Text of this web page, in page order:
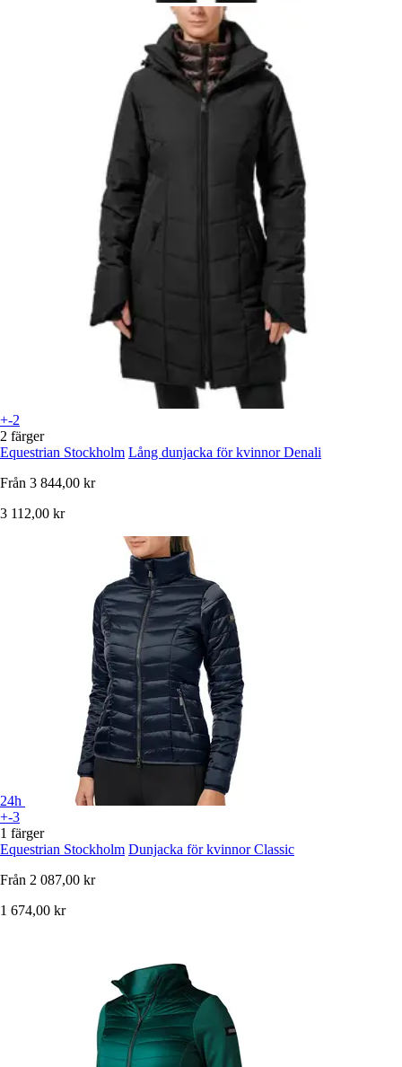
+-2
2 färger
Equestrian Stockholm Lång dunjacka för kvinnor Denali
Från 3 844,00 kr
3 112,00 kr
24h
+-3
1 färger
Equestrian Stockholm Dunjacka för kvinnor Classic
Från 2 087,00 kr
1 674,00 kr